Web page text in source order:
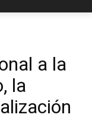
a la
la